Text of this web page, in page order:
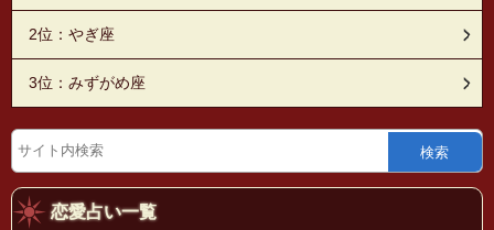
2位：やぎ座
3位：みずがめ座
検索
恋愛占い一覧